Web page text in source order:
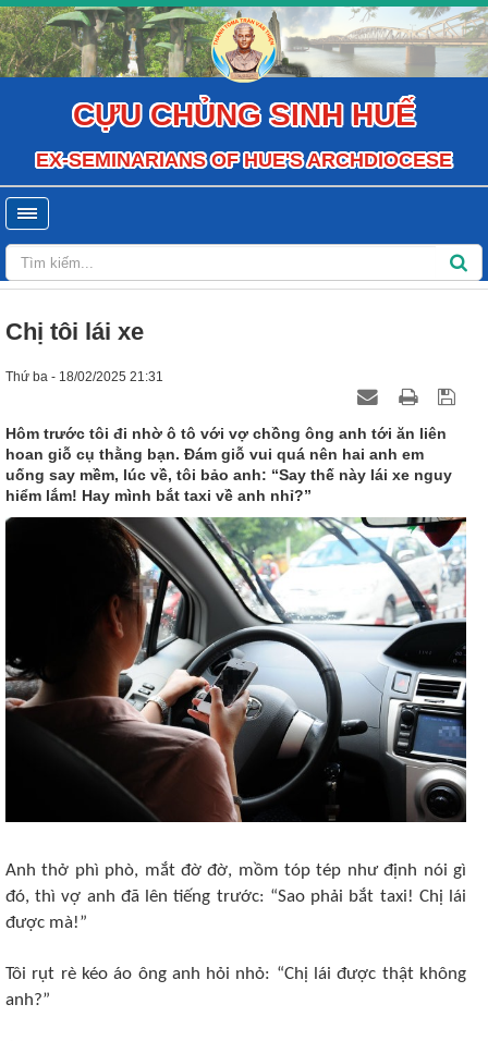
CỰU CHỦNG SINH HUẾ
EX-SEMINARIANS OF HUE'S ARCHDIOCESE
Chị tôi lái xe
Thứ ba - 18/02/2025 21:31
Hôm trước tôi đi nhờ ô tô với vợ chồng ông anh tới ăn liên
hoan giỗ cụ thằng bạn. Đám giỗ vui quá nên hai anh em
uống say mềm, lúc về, tôi bảo anh: “Say thế này lái xe nguy
hiểm lắm! Hay mình bắt taxi về anh nhỉ?”
Anh thở phì phò, mắt đờ đờ, mồm tóp tép như định nói gì
đó, thì vợ anh đã lên tiếng trước: “Sao phải bắt taxi! Chị lái
được mà!”
Tôi rụt rè kéo áo ông anh hỏi nhỏ: “Chị lái được thật không
anh?”